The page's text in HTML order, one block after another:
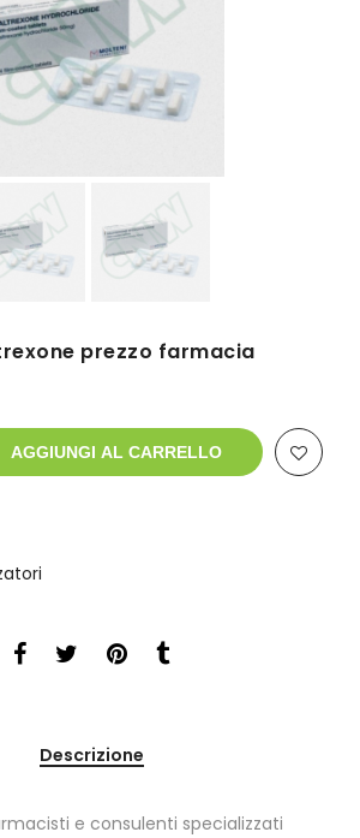
prezzo farmacia
AGGIUNGI AL CARRELLO
Descrizione
e consulenti specializzati